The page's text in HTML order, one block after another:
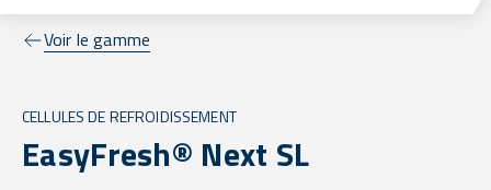
Voir le gamme
CELLULES DE REFROIDISSEMENT
EasyFresh® Next SL